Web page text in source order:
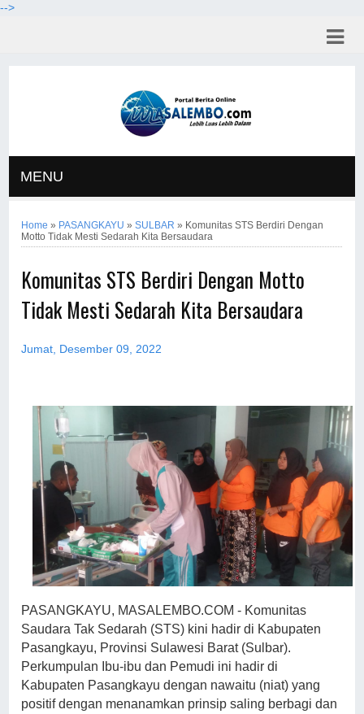
-->
MENU
Home » PASANGKAYU »SULBAR » Komunitas STS Berdiri Dengan
Motto Tidak Mesti Sedarah Kita Bersaudara
Komunitas STS Berdiri Dengan Motto
Tidak Mesti Sedarah Kita Bersaudara
Jumat, Desember 09, 2022
PASANGKAYU, MASALEMBO.COM - Komunitas
Saudara Tak Sedarah (STS) kini hadir di Kabupaten
Pasangkayu, Provinsi Sulawesi Barat (Sulbar).
Perkumpulan Ibu-ibu dan Pemudi ini hadir di
Kabupaten Pasangkayu dengan nawaitu (niat) yang
positif dengan menanamkan prinsip saling berbagi dan